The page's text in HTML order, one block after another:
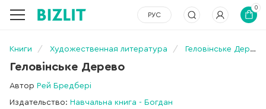
РУС
0
Книги Художественная литература Геловінське Дерево
Геловінське Дерево
Автор Рей Бредбері
Издательство: Навчальна книга - Богдан